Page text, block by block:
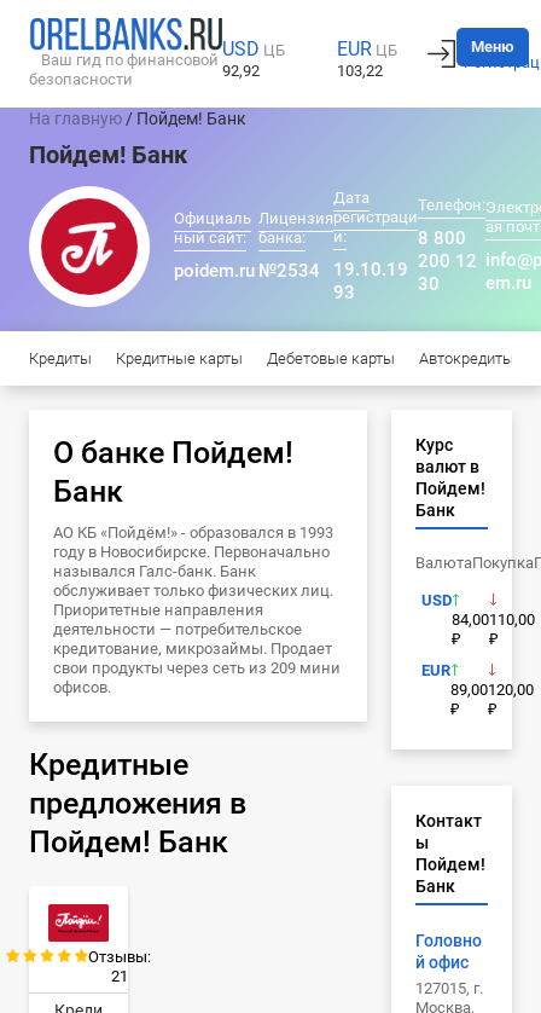
Ваш гид по финансовой
безопасности
USD ЦБ
92,92
EUR ЦБ
103,22
Вход
Меню
На главную / Пойдем! Банк
Пойдем! Банк
Официаль
ный сайт:
poidem.ru
Лицензия
банка:
№2534
Дата
регистраци
и:
19.10.19
93
Телефон:
8 800
200 12
30
ая
em.ru
Кредиты Кредитные карты Дебетовые карты Автокредиты
О банке Пойдем!
Банк
АО КБ «Пойдём!» - образовался в 1993
году в Новосибирске. Первоначально
назывался Галс-банк. Банк
обслуживает только физических лиц.
Приоритетные направления
деятельности — потребительское
кредитование, микрозаймы. Продает
свои продукты через сеть из 209 мини
офисов.
Кредитные
предложения в
Пойдем! Банк
Отзывы:
21
Курс
валют в
Пойдем!
Банк
ВалютаПокупка
USD
84,00
₽
110,00
₽
EUR
89,00
₽
120,00
₽
Контакт
ы
Пойдем!
Банк
Головно
й офис
127015, г.
Москва,